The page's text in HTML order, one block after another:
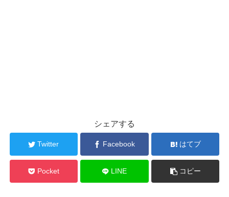
シェアする
Twitter Facebook はてブ
Pocket LINE コピー